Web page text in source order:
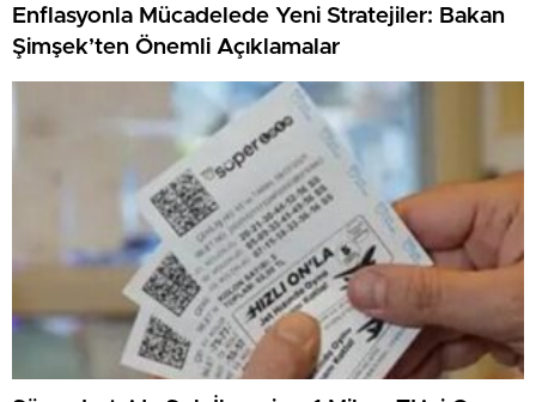
Enflasyonla Mücadelede Yeni Stratejiler: Bakan
Şimşek’ten Önemli Açıklamalar